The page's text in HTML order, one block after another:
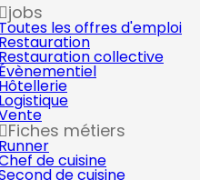
jobs
Toutes les offres d'emploi
Restauration
Restauration collective
Évènementiel
Hôtellerie
Logistique
Fiches métiers
Runner
de cuisine
de cuisine